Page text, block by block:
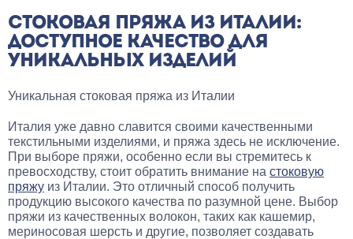
СТОКОВАЯ ПРЯЖА ИЗ ИТАЛИИ:
ДОСТУПНОЕ КАЧЕСТВО ДЛЯ
УНИКАЛЬНЫХ ИЗДЕЛИЙ
Уникальная стоковая пряжа из Италии
Италия уже давно славится своими качественными
текстильными изделиями, и пряжа здесь не исключение.
При выборе пряжи, особенно если вы стремитесь к
превосходству, стоит обратить внимание на стоковую
пряжу из Италии. Это отличный способ получить
продукцию высокого качества по разумной цене. Выбор
пряжи из качественных волокон, таких как кашемир,
мериносовая шерсть и другие, позволяет создавать